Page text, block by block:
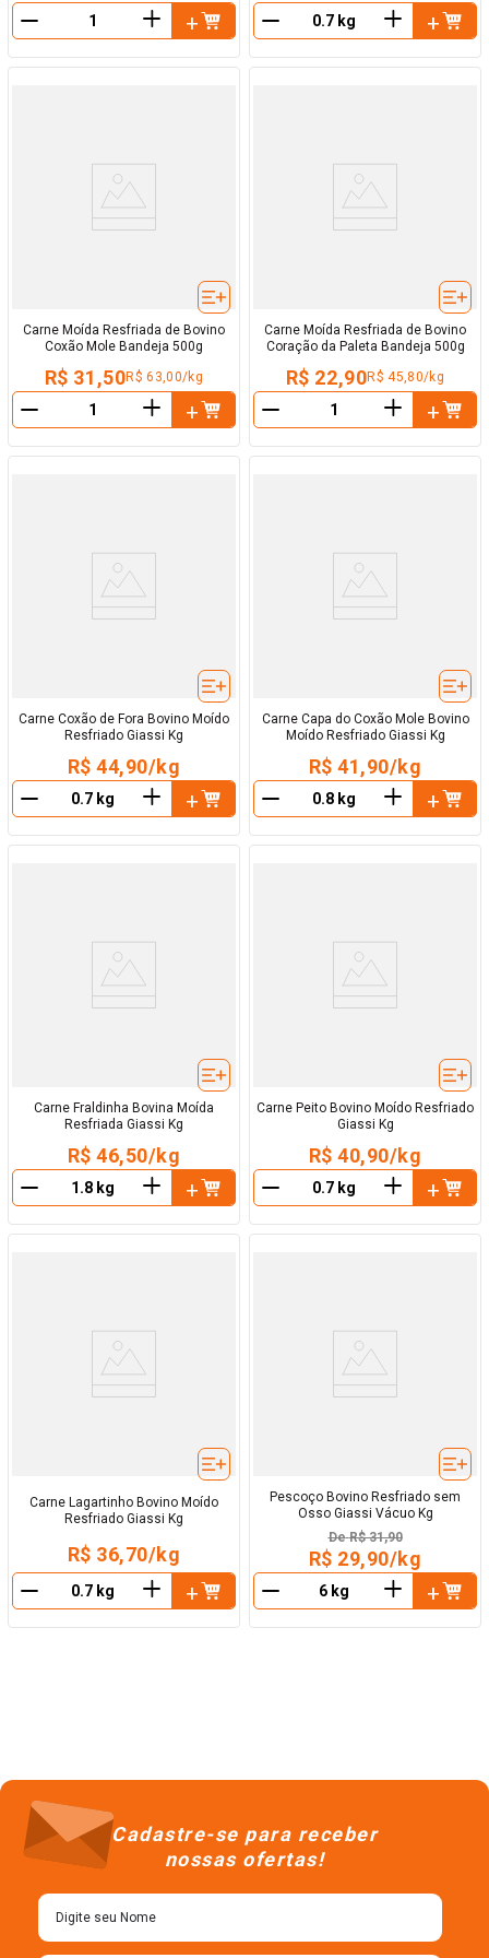
＋ ＋
Carne Moída Resfriada de Bovino
Coxão Mole Bandeja 500g
R$ 31,50R$ 63,00/kg
＋
Carne Moída Resfriada de Bovino
Coração da Paleta Bandeja 500g
R$ 22,90R$ 45,80/kg
＋
Carne Coxão de Fora Bovino Moído
Resfriado Giassi Kg
R$ 44,90/kg
＋
Carne Capa do Coxão Mole Bovino
Moído Resfriado Giassi Kg
R$ 41,90/kg
＋
Carne Fraldinha Bovina Moída
Resfriada Giassi Kg
R$ 46,50/kg
＋
Carne Peito Bovino Moído Resfriado
Giassi Kg
R$ 40,90/kg
＋
Carne Lagartinho Bovino Moído
Resfriado Giassi Kg
R$ 36,70/kg
＋
Pescoço Bovino Resfriado sem
Osso Giassi Vácuo Kg
De R$ 31,90
R$ 29,90/kg
＋
Cadastre-se para receber
nossas ofertas!